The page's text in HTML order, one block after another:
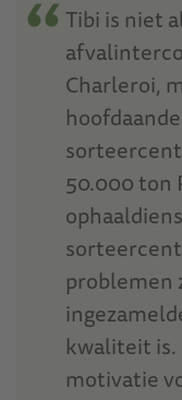
Tibi is niet
Charleroi,
50.000 ton
problemen
kwaliteit is.
motivatie